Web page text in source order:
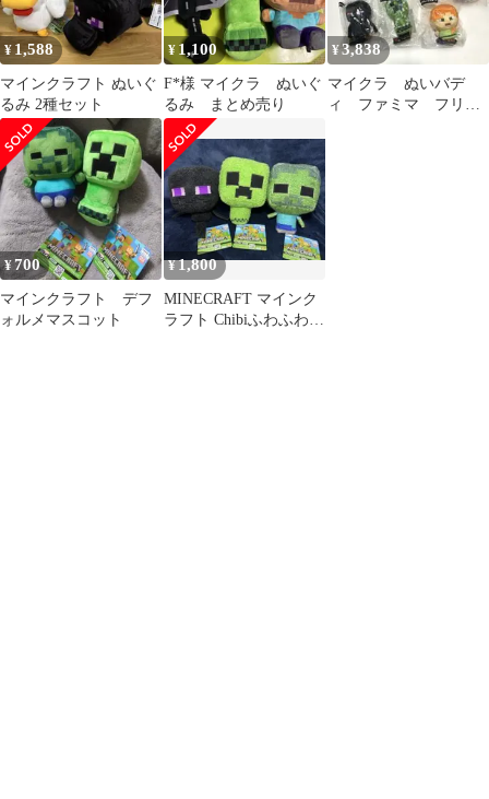
¥ 1,588
マインクラフト ぬいぐ
るみ 2種セット
¥ 1,100
F*︎様 マイクラ ぬいぐ
るみ まとめ売り
¥3,838
マイクラ ぬいバデ
ィ ファミマ フリュ
¥700
マインクラフト デフ
ォルメマスコット
¥1,800
MINECRAFT マインク
ラフト Chibiふわふわぬ